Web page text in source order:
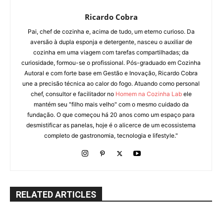
Ricardo Cobra
Pai, chef de cozinha e, acima de tudo, um eterno curioso. Da
aversão à dupla esponja e detergente, nasceu o auxiliar de
cozinha em uma viagem com tarefas compartilhadas; da
curiosidade, formou-se o profissional. Pós-graduado em Cozinha
Autoral e com forte base em Gestão e Inovação, Ricardo Cobra
une a precisão técnica ao calor do fogo. Atuando como personal
chef, consultor e facilitador no Homem na Cozinha Labele
mantém seu "filho mais velho" com o mesmo cuidado da
fundação. O que começou há 20 anos como um espaço para
desmistificar as panelas, hoje é o alicerce de um ecossistema
completo de gastronomia, tecnologia e lifestyle."
RELATED ARTICLES